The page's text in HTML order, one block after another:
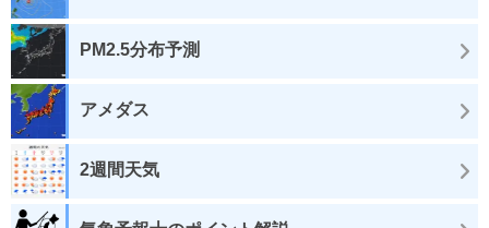
PM2.5分布予測
アメダス
2週間天気